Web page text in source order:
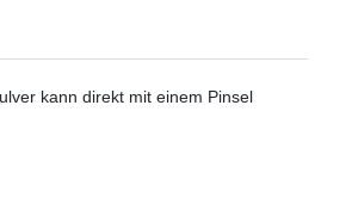
kann direkt mit einem Pinsel